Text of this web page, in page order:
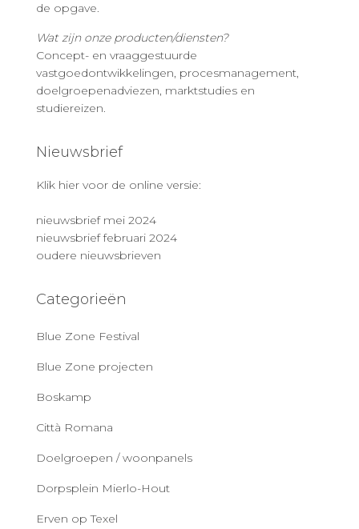
de opgave.
Wat zijn onze producten/diensten?
Concept- en vraaggestuurde
vastgoedontwikkelingen, procesmanagement,
doelgroepenadviezen, marktstudies en
studiereizen.
Nieuwsbrief
Klik hier voor de online versie:
nieuwsbrief mei 2024
nieuwsbrief februari 2024
oudere nieuwsbrieven
Categorieën
Blue Zone Festival
Blue Zone projecten
Boskamp
Città Romana
Doelgroepen / woonpanels
Dorpsplein Mierlo-Hout
Erven op Texel